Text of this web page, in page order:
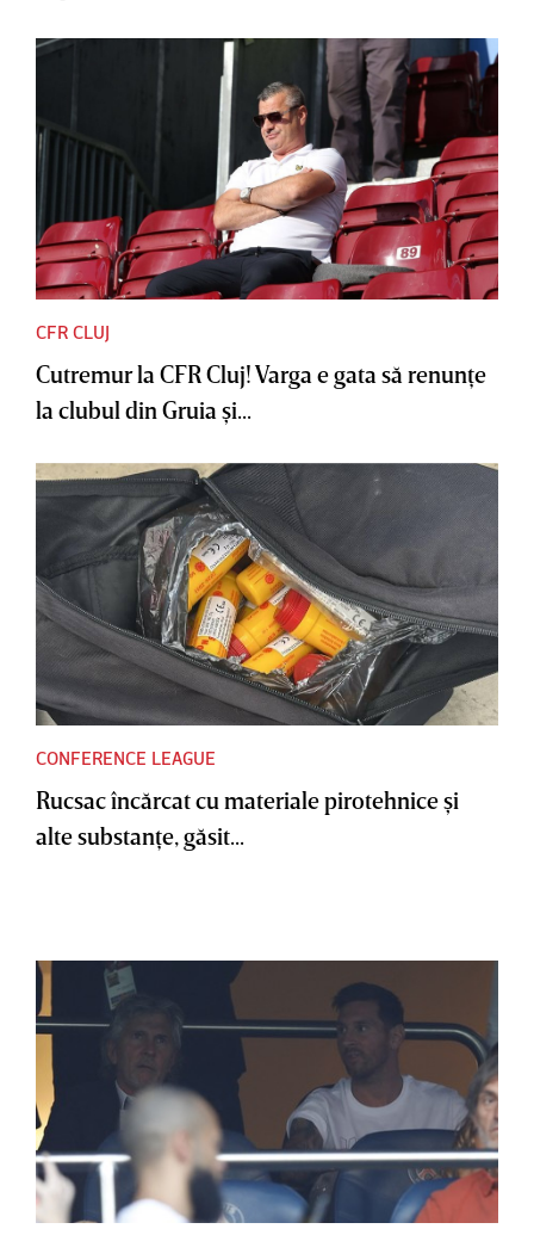
CFR CLUJ
Cutremur la CFR Cluj! Varga e gata să renunţe
la clubul din Gruia şi...
CONFERENCE LEAGUE
Rucsac încărcat cu materiale pirotehnice şi
alte substanţe, găsit...